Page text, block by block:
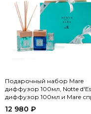
Подарочный набор Mare
диффузор 100мл, Notte
диффузор 100мл и Mare
для дома 15мл, Acqua dell’Elba
12 980 ₽